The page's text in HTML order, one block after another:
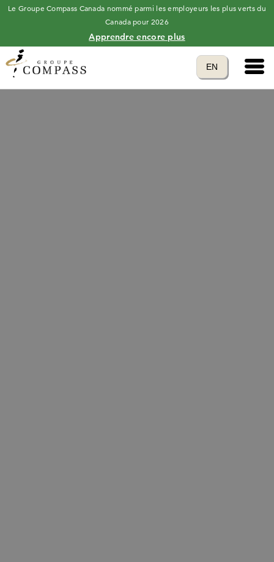
Le Groupe Compass Canada nommé parmi les employeurs les plus verts du
Canada pour 2026
Apprendre encore plus
Translate to
EN
language
Main